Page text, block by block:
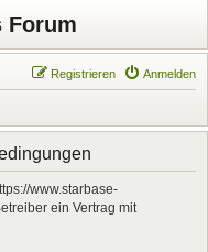
Forum
Anmelden
Registrieren
www.starbase-
ein Vertrag mit